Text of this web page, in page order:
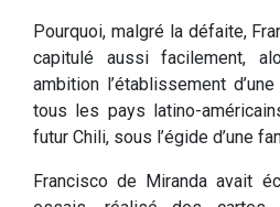
Pourquoi, malgré la défaite,
capitulé aussi facilement,
ambition l’établissement
tous les pays latino-
futur Chili, sous l’égide d’une
Francisco de Miranda avait